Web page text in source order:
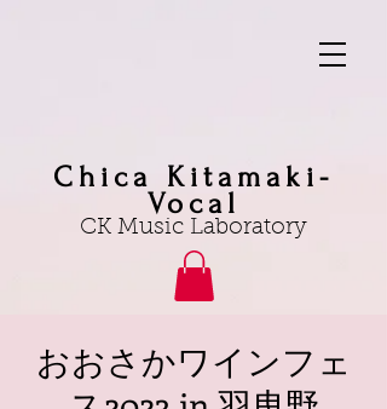
Chica Kitamaki-
Vocal
CK Music Laboratory
おおさかワインフェ